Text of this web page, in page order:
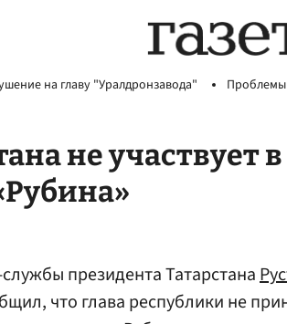
на главу "Уралдронзавода" Проблемы
не участвует
президента Татарстана
что глава республики не